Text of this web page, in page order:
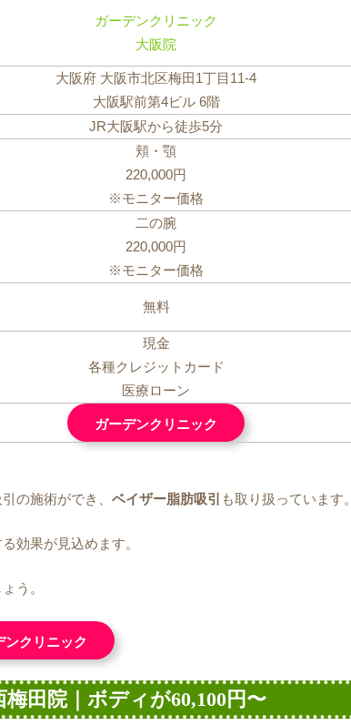
ガーデンクリニック
大阪院
大阪府 大阪市北区梅田1丁目11-4
大阪駅前第4ビル 6階
JR大阪駅から徒歩5分
頬・顎
220,000円
※モニター価格
二の腕
220,000円
※モニター価格
無料
現金
各種クレジットカード
医療ローン
ガーデンクリニック
の施術ができ、 ベイザー脂肪吸引 も取り扱っています。
効果が見込めます。
う。
ンクリニック
田院｜ボディが60,100円〜